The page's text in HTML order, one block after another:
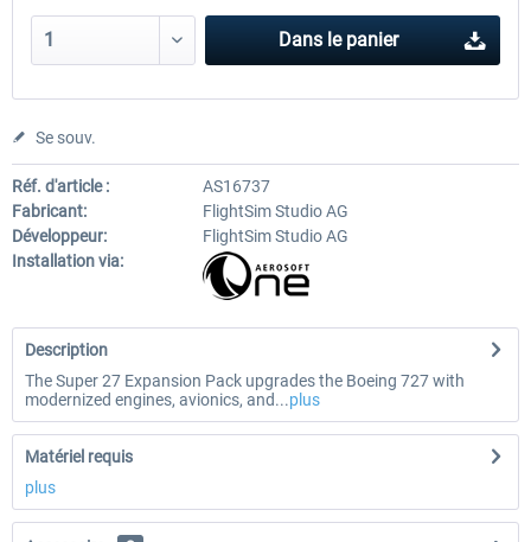
Dans le panier
Se souv.
Réf. d'article :
AS16737
Fabricant:
FlightSim Studio AG
Développeur:
FlightSim Studio AG
Installation via:
Description
The Super 27 Expansion Pack upgrades the Boeing 727 with
modernized engines, avionics, and...plus
Matériel requis
plus